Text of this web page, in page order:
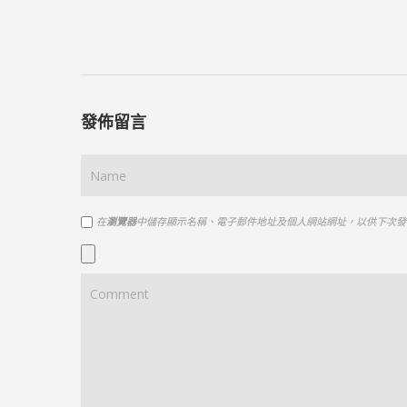
發佈留言
在瀏覽器中儲存顯示名稱、電子郵件地址及個人網站網址，以供下次